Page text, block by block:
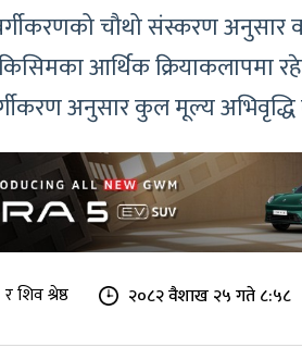
वर्गीकरणको चौथो संस्करण
आर्थिक क्रियाकलापमा
अनुसार कुल मूल्य अभिवृद्धि
शिव श्रेष्ठ २०८२ वैशाख २५ गते ८:५८